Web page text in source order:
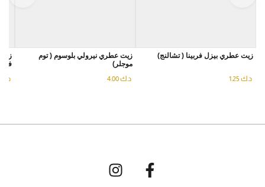
زيت عطري بيزل فربينا ( تشالنج)
د.ك
زيت عطري نيرولي بلوسوم ( توم
موجلر)
د.ك
د.ك